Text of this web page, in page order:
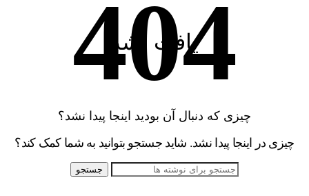
یافت نشد
چیزی که دنبال آن بودید اینجا پیدا نشد؟
چیزی در اینجا پیدا نشد. شاید جستجو بتوانید به شما کمک کند؟
جستجو